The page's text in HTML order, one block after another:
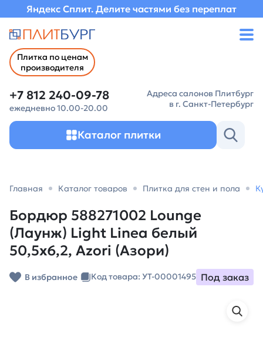
Яндекс Сплит. Делите частями без переплат
Плитка по ценам
производителя
+7 812 240-09-78
ежедневно 10.00-20.00
Адреса салонов Плитбург
в г. Санкт-Петербург
Каталог плитки
Главная Каталог товаров Плитка для стен и пола
Бордюр 588271002 Lounge
(Лаунж) Light Linea белый
50,5х6,2, Azori (Азори)
В избранное Код товара: УТ-00001495 Под заказ